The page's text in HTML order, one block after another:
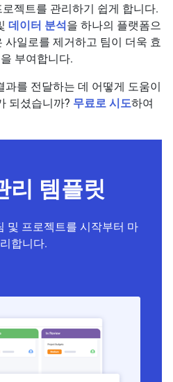
젝트를 관리하기 쉽게 합니다.
데이터 분석 을 하나의 플랫폼으
일로를 제거하고 팀이 더욱 효
부여합니다.
를 전달하는 데 어떻게 도움이
되셨습니까? 무료로 시도하여
리 템플릿
및 프로젝트를 시작부터 마
합니다.